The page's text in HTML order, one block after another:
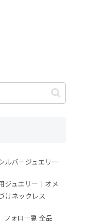
ルバージュエリー
ジュエリー｜オメ
けネックレス
フォロー割 全品